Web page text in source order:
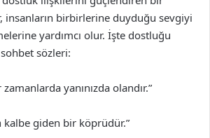
insanların birbirlerine duyduğu sevgiyi
yardımcı olur. İşte dostluğu
sözleri:
yanınızda olandır.”
kalbe giden bir köprüdür.”